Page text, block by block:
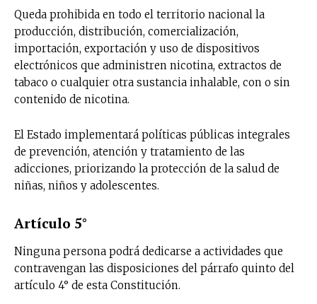
Queda prohibida en todo el territorio nacional la
producción, distribución, comercialización,
importación, exportación y uso de dispositivos
electrónicos que administren nicotina, extractos de
tabaco o cualquier otra sustancia inhalable, con o sin
contenido de nicotina.
El Estado implementará políticas públicas integrales
de prevención, atención y tratamiento de las
adicciones, priorizando la protección de la salud de
niñas, niños y adolescentes.
Artículo 5°
Ninguna persona podrá dedicarse a actividades que
contravengan las disposiciones del párrafo quinto del
artículo 4° de esta Constitución.